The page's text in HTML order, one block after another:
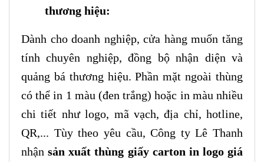
thương hiệu:
Dành cho doanh nghiệp, cửa hàng muốn tăng
tính chuyên nghiệp, đồng bộ nhận diện và
quảng bá thương hiệu. Phần mặt ngoài thùng
có thể in 1 màu (đen trắng) hoặc in màu nhiều
chi tiết như logo, mã vạch, địa chỉ, hotline,
QR,... Tùy theo yêu cầu, Công ty Lê Thanh
nhậnsản xuất thùng giấy carton in logo giá